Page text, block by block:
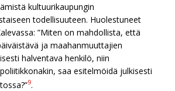
kultuurikaupungin
todellisuuteen. Huolestuneet
”Miten on mahdollista, että
ja maahanmuuttajien
halventava henkilö, niin
saa esitelmöidä julkisesti
9.